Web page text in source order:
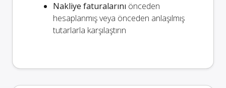
Nakliye faturalarını önceden
hesaplanmış veya önceden anlaşılmış
tutarlarla karşılaştırın